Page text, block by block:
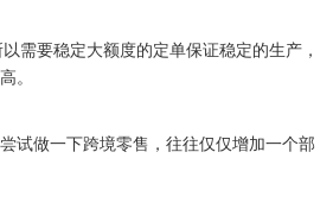
要稳定大额度的定单保证稳定的生产，
。
做一下跨境零售，往往仅仅增加一个部